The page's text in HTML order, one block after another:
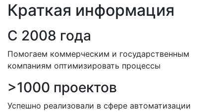
Краткая информация
C 2008 года
Помогаем коммерческим и государственным
компаниям оптимизировать процессы
>1000 проектов
Успешно реализовали в сфере автоматизации